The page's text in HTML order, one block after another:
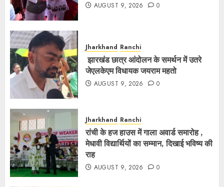
AUGUST 9, 2026 0
Jharkhand Ranchi
झारखंड छात्र आंदोलन के समर्थन में उतरे
जेएलकेएम विधायक जयराम महतो
AUGUST 9, 2026 0
Jharkhand Ranchi
रांची के हज हाउस में गाला अवार्ड समारोह ,
मेधावी विद्यार्थियों का सम्मान, दिखाई भविष्य की
राह
AUGUST 9, 2026 0